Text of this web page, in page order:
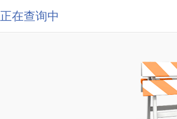
正在查询中